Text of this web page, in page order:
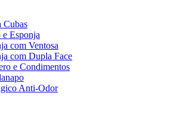
Cubas
e Esponja
com Ventosa
com Dupla Face
e Condimentos
Anti-Odor